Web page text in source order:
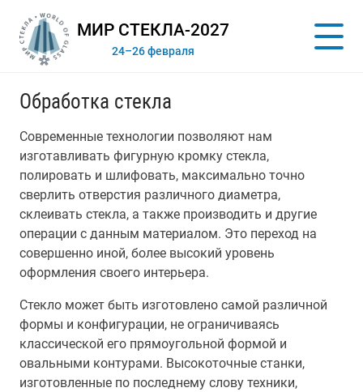
МИР СТЕКЛА-2027
24–26 февраля
Обработка стекла
Современные технологии позволяют нам
изготавливать фигурную кромку стекла,
полировать и шлифовать, максимально точно
сверлить отверстия различного диаметра,
склеивать стекла, а также производить и другие
операции с данным материалом. Это переход на
совершенно иной, более высокий уровень
оформления своего интерьера.
Стекло может быть изготовлено самой различной
формы и конфигурации, не ограничиваясь
классической его прямоугольной формой и
овальными контурами. Высокоточные станки,
изготовленные по последнему слову техники,